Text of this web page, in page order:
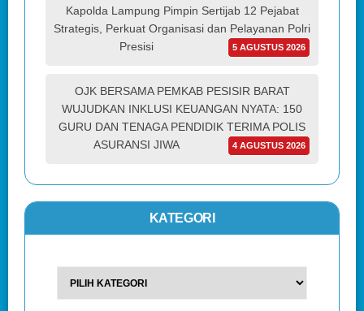
Kapolda Lampung Pimpin Sertijab 12 Pejabat
Strategis, Perkuat Organisasi dan Pelayanan Polri
Presisi
5 AGUSTUS 2026
OJK BERSAMA PEMKAB PESISIR BARAT
WUJUDKAN INKLUSI KEUANGAN NYATA: 150
GURU DAN TENAGA PENDIDIK TERIMA POLIS
ASURANSI JIWA
4 AGUSTUS 2026
KATEGORI